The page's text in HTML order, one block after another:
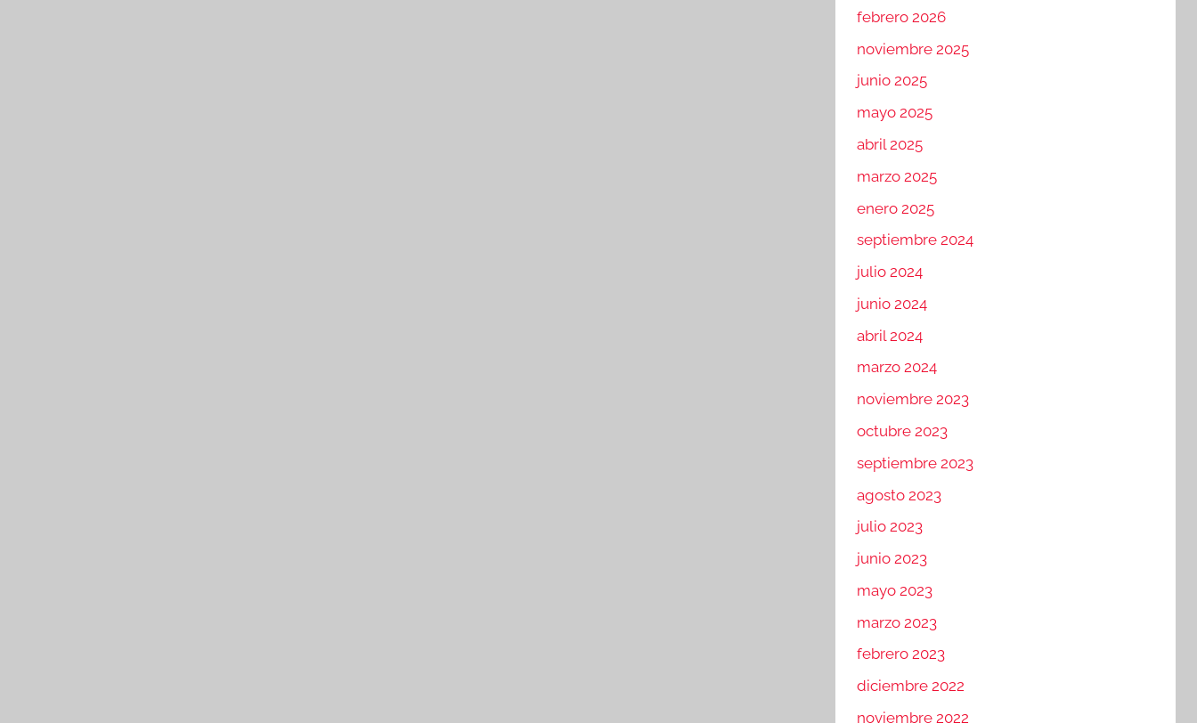
febrero 2026
noviembre 2025
junio 2025
mayo 2025
abril 2025
marzo 2025
enero 2025
septiembre 2024
julio 2024
junio 2024
abril 2024
marzo 2024
noviembre 2023
octubre 2023
septiembre 2023
agosto 2023
julio 2023
junio 2023
mayo 2023
marzo 2023
febrero 2023
diciembre 2022
noviembre 2022